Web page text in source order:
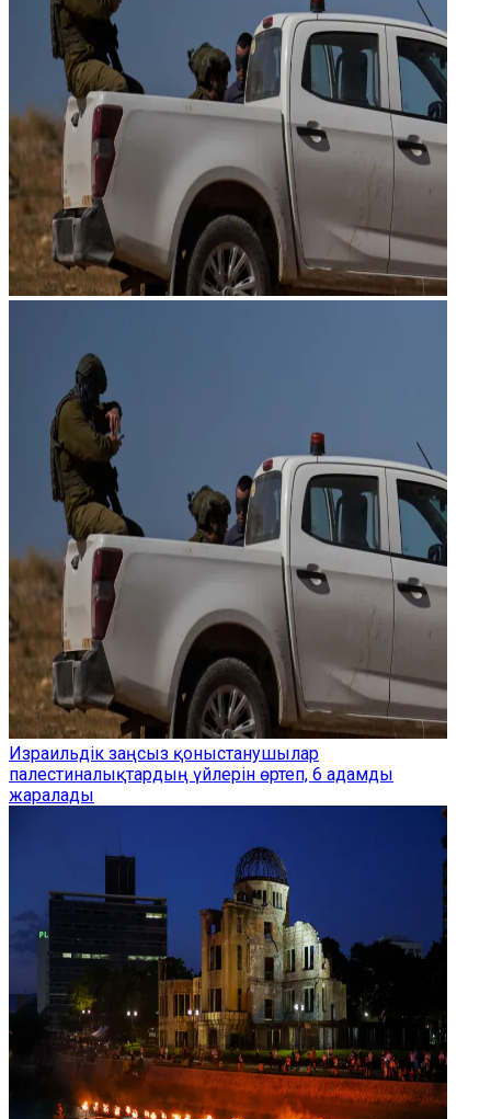
Израильдік заңсыз қоныстанушылар
палестиналықтардың үйлерін өртеп, 6 адамды
жаралады